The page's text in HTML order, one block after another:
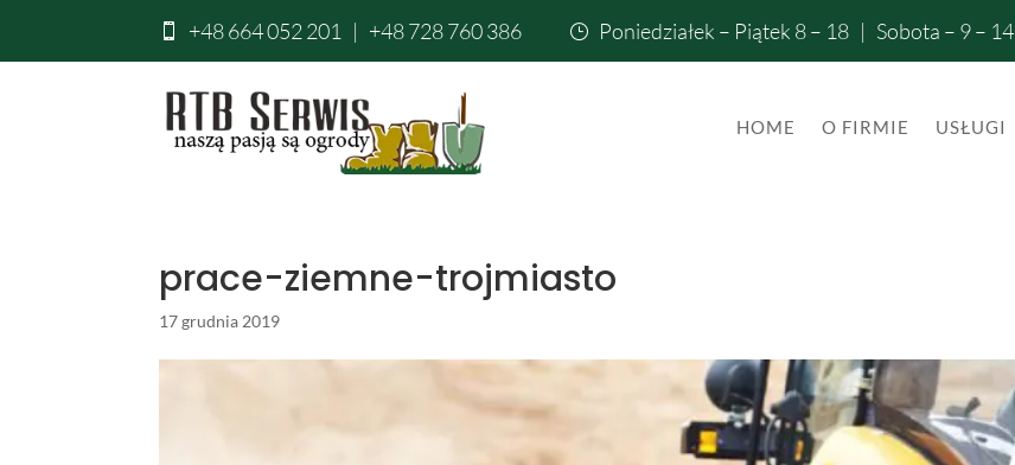
 +48 664 052 201 | +48 728 760 386 } Poniedziałek – Piątek 8 – 18 | Sobota – 9 – 14
HOME O FIRMIE USŁUGI
prace-ziemne-trojmiasto
17 grudnia 2019